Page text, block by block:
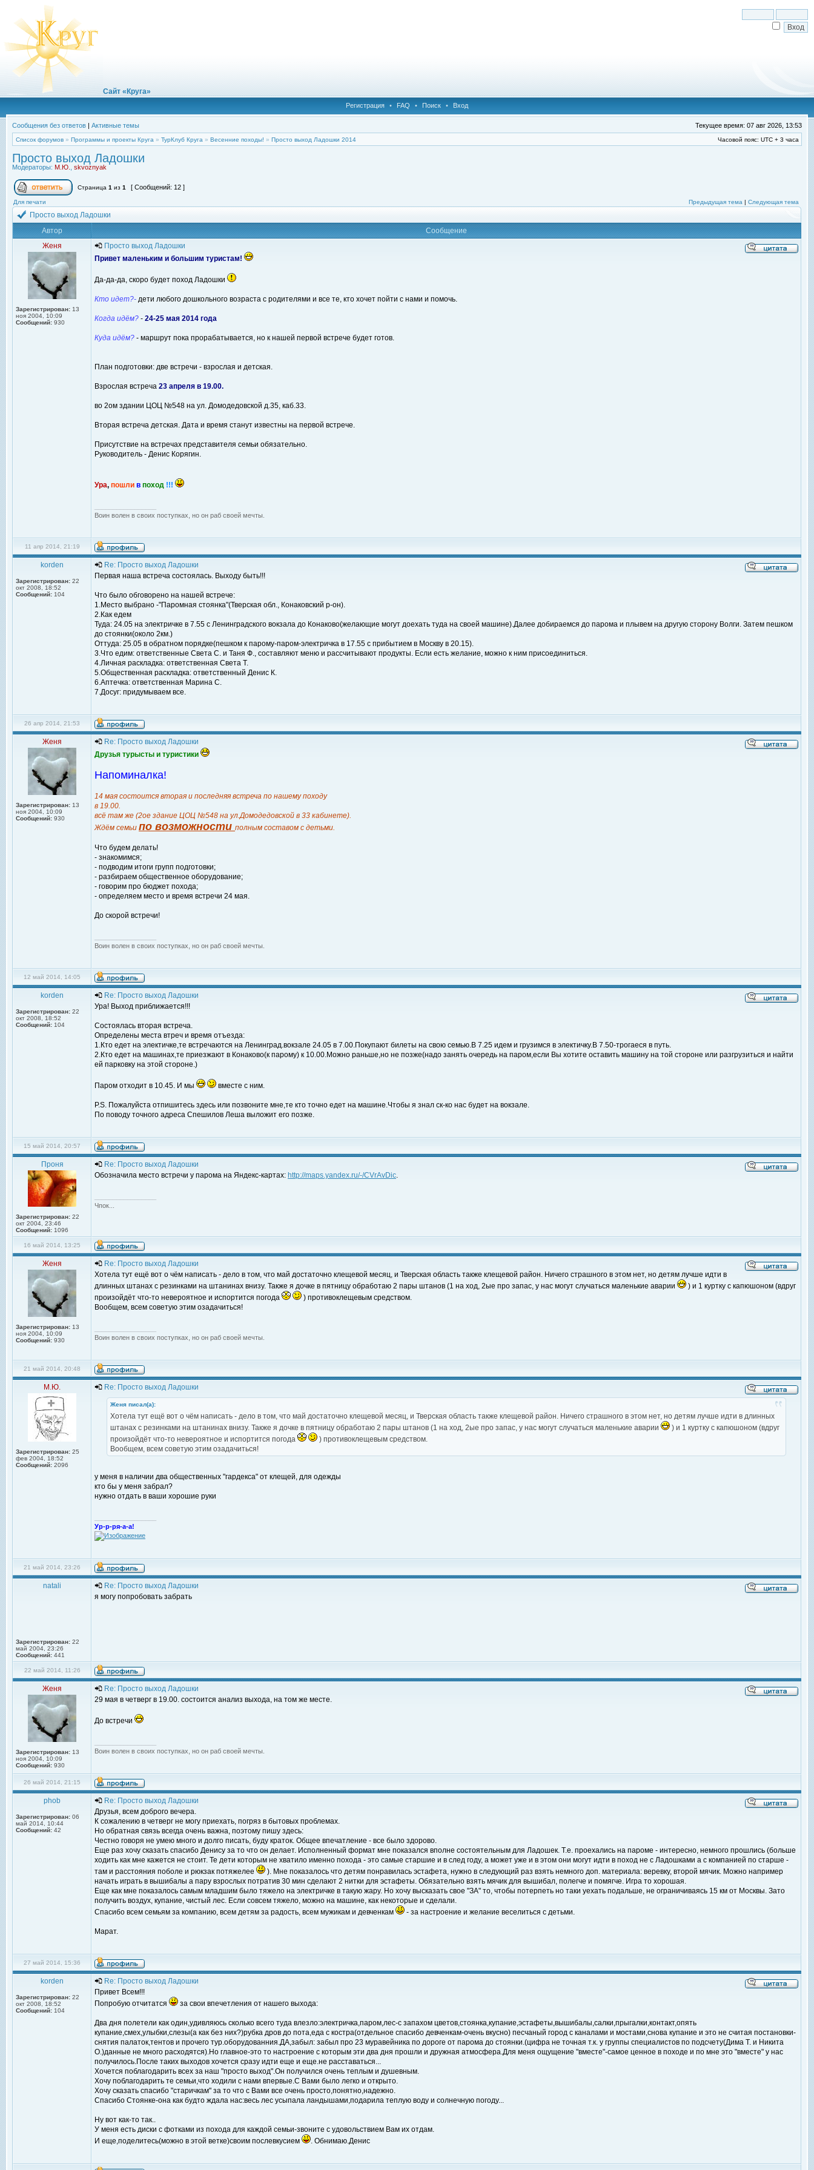
Сайт «Круга»
Регистрация • FAQ • Поиск • Вход
Сообщения без ответов | Активные темы Текущее время: 07 авг 2026, 13:53
Список форумов » Программы и проекты Круга » ТурКлуб Круга » Весенние походы! » Просто выход Ладошки 2014 Часовой пояс: UTC + 3 часа
Просто выход Ладошки
Модераторы: М.Ю. skvoznyak
Страница 1 из 1 [ Сообщений: 12 ]
Для печати Предыдущая тема | Следующая тема
Просто выход Ладошки
Автор
Сообщение
Женя
Зарегистрирован: 13
ноя 2004, 10:09
Сообщений: 930
Просто выход Ладошки
Привет маленьким и большим туристам!
Да-да-да, скоро будет поход Ладошки
Кто идет?- дети любого дошкольного возраста с родителями и все те, кто хочет пойти с нами и помочь.
Когда идём? - 24-25 мая 2014 года
Куда идём? - маршрут пока прорабатывается, но к нашей первой встрече будет готов.
План подготовки: две встречи - взрослая и детская.
Взрослая встреча 23 апреля в 19.00.
во 2ом здании ЦОЦ №548 на ул. Домодедовской д.35, каб.33.
Вторая встреча детская. Дата и время станут известны на первой встрече.
Присутствие на встречах представителя семьи обязательно.
Руководитель - Денис Корягин.
Ура, пошли в поход !!!
Воин волен в своих поступках, но он раб своей мечты.
11 апр 2014, 21:19
korden
Зарегистрирован: 22
окт 2008, 18:52
Сообщений: 104
Re: Просто выход Ладошки
Первая наша встреча состоялась. Выходу быть!!!
Что было обговорено на нашей встрече:
1.Место выбрано -"Паромная стоянка"(Тверская обл., Конаковский р-он).
2.Как едем
Туда: 24.05 на электричке в 7.55 с Ленинградского вокзала до Конаково(желающие могут доехать туда на своей машине).Далее добираемся до парома и плывем на другую сторону Волги. Затем пешком
до стоянки(около 2км.)
Оттуда: 25.05 в обратном порядке(пешком к парому-паром-электричка в 17.55 с прибытием в Москву в 20.15).
3.Что едим: ответственные Света С. и Таня Ф., составляют меню и рассчитывают продукты. Если есть желание, можно к ним присоединиться.
4.Личная раскладка: ответственная Света Т.
5.Общественная раскладка: ответственный Денис К.
6.Аптечка: ответственная Марина С.
7.Досуг: придумываем все.
26 апр 2014, 21:53
Женя
Зарегистрирован: 13
ноя 2004, 10:09
Сообщений: 930
Re: Просто выход Ладошки
Друзья турысты и туристики
Напоминалка!
14 мая состоится вторая и последняя встреча по нашему походу
в 19.00.
всё там же (2ое здание ЦОЦ №548 на ул.Домодедовской в 33 кабинете).
Ждём семьи по возможности полным составом с детьми.
Что будем делать!
- знакомимся;
- подводим итоги групп подготовки;
- разбираем общественное оборудование;
- говорим про бюджет похода;
- определяем место и время встречи 24 мая.
До скорой встречи!
Воин волен в своих поступках, но он раб своей мечты.
12 май 2014, 14:05
korden
Зарегистрирован: 22
окт 2008, 18:52
Сообщений: 104
Re: Просто выход Ладошки
Ура! Выход приближается!!!
Состоялась вторая встреча.
Определены места втреч и время отъезда:
1.Кто едет на электичке,те встречаются на Ленинград.вокзале 24.05 в 7.00.Покупают билеты на свою семью.В 7.25 идем и грузимся в электичку.В 7.50-трогаеся в путь.
2.Кто едет на машинах,те приезжают в Конаково(к парому) к 10.00.Можно раньше,но не позже(надо занять очередь на паром,если Вы хотите оставить машину на той стороне или разгрузиться и найти
ей парковку на этой стороне.)
Паром отходит в 10.45. И мы вместе с ним.
P.S. Пожалуйста отпишитесь здесь или позвоните мне,те кто точно едет на машине.Чтобы я знал ск-ко нас будет на вокзале.
По поводу точного адреса Спешилов Леша выложит его позже.
15 май 2014, 20:57
Проня
Зарегистрирован: 22
окт 2004, 23:46
Сообщений: 1096
Re: Просто выход Ладошки
Обозначила место встречи у парома на Яндекс-картах: http://maps.yandex.ru/-/CVrAvDic.
Чпок...
16 май 2014, 13:25
Женя
Зарегистрирован: 13
ноя 2004, 10:09
Сообщений: 930
Re: Просто выход Ладошки
Хотела тут ещё вот о чём написать - дело в том, что май достаточно клещевой месяц, и Тверская область также клещевой район. Ничего страшного в этом нет, но детям лучше идти в
длинных штанах с резинками на штанинах внизу. Также я дочке в пятницу обработаю 2 пары штанов (1 на ход, 2ые про запас, у нас могут случаться маленькие аварии
) и 1 куртку с капюшоном (вдруг
произойдёт что-то невероятное и испортится погода
) противоклещевым средством.
Вообщем, всем советую этим озадачиться!
Воин волен в своих поступках, но он раб своей мечты.
21 май 2014, 20:48
М.Ю.
Зарегистрирован: 25
фев 2004, 18:52
Сообщений: 2096
Re: Просто выход Ладошки
Женя писал(а):
Хотела тут ещё вот о чём написать - дело в том, что май достаточно клещевой месяц, и Тверская область также клещевой район. Ничего страшного в этом нет, но детям лучше идти в длинных
штанах с резинками на штанинах внизу. Также я дочке в пятницу обработаю 2 пары штанов (1 на ход, 2ые про запас, у нас могут случаться маленькие аварии
) и 1 куртку с капюшоном (вдруг
произойдёт что-то невероятное и испортится погода
) противоклещевым средством.
Вообщем, всем советую этим озадачиться!
у меня в наличии два общественных "гардекса" от клещей, для одежды
кто бы у меня забрал?
нужно отдать в ваши хорошие руки
Ур-р-ря-а-а!
21 май 2014, 23:26
natali
Зарегистрирован: 22
май 2004, 23:26
Сообщений: 441
Re: Просто выход Ладошки
я могу попробовать забрать
22 май 2014, 11:26
Женя
Зарегистрирован: 13
ноя 2004, 10:09
Сообщений: 930
Re: Просто выход Ладошки
29 мая в четверг в 19.00. состоится анализ выхода, на том же месте.
До встречи
Воин волен в своих поступках, но он раб своей мечты.
26 май 2014, 21:15
phob
Зарегистрирован: 06
май 2014, 10:44
Сообщений: 42
Re: Просто выход Ладошки
Друзья, всем доброго вечера.
К сожалению в четверг не могу приехать, погряз в бытовых проблемах.
Но обратная связь всегда очень важна, поэтому пишу здесь:
Честно говоря не умею много и долго писать, буду краток. Общее впечатление - все было здорово.
Еще раз хочу сказать спасибо Денису за то что он делает. Исполненный формат мне показался вполне состоятельным для Ладошек. Т.е. проехались на пароме - интересно, немного прошлись (больше
ходить как мне кажется не стоит. Те дети которым не хватило именно похода - это самые старшие и в след году, а может уже и в этом они могут идти в поход не с Ладошками а с компанией по старше -
там и расстояния поболе и рюкзак потяжелее
). Мне показалось что детям понравилась эстафета, нужно в следующий раз взять немного доп. материала: веревку, второй мячик. Можно например
начать играть в вышибалы а пару взрослых потратив 30 мин сделают 2 нитки для эстафеты. Обязательно взять мячик для вышибал, полегче и помягче. Игра то хорошая.
Еще как мне показалось самым младшим было тяжело на электричке в такую жару. Но хочу высказать свое "ЗА" то, чтобы потерпеть но таки уехать подальше, не ограничиваясь 15 км от Москвы. Зато
получить воздух, купание, чистый лес. Если совсем тяжело, можно на машине, как некоторые и сделали.
Спасибо всем семьям за компанию, всем детям за радость, всем мужикам и девченкам
- за настроение и желание веселиться с детьми.
Марат.
27 май 2014, 15:36
korden
Зарегистрирован: 22
окт 2008, 18:52
Сообщений: 104
Re: Просто выход Ладошки
Привет Всем!!!
Попробую отчитатся
за свои впечетления от нашего выхода:
Два дня полетели как один,удивляюсь сколько всего туда влезло:электричка,паром,лес-с запахом цветов,стоянка,купание,эстафеты,вышибалы,салки,прыгалки,контакт,опять
купание,смех,улыбки,слезы(а как без них?)рубка дров до пота,еда с костра(отдельное спасибо девченкам-очень вкусно) песчаный город с каналами и мостами,снова купание и это не считая постановки-
снятия палаток,тентов и прочего тур.оборудованния.ДА,забыл: забыл про 23 муравейника по дороге от парома до стоянки.(цифра не точная т.к. у группы специалистов по подсчету(Дима Т. и Никита
О.)данные не много расходятся).Но главное-это то настроение с которым эти два дня прошли и дружная атмосфера.Для меня ощущение "вместе"-самое ценное в походе и по мне это "вместе" у нас
получилось.После таких выходов хочется сразу идти еще и еще.не расставаться...
Хочется поблагодарить всех за наш "просто выход".Он получился очень теплым и душевным.
Хочу поблагодарить те семьи,что ходили с нами впервые.С Вами было легко и открыто.
Хочу сказать спасибо "старичкам" за то что с Вами все очень просто,понятно,надежно.
Спасибо Стоянке-она как будто ждала нас:весь лес усыпала ландышами,подарила теплую воду и солнечную погоду...
Ну вот как-то так..
У меня есть диски с фотками из похода для каждой семьи-звоните с удовольствием Вам их отдам.
И еще,поделитесь(можно в этой ветке)своим послевкусием
. Обнимаю.Денис